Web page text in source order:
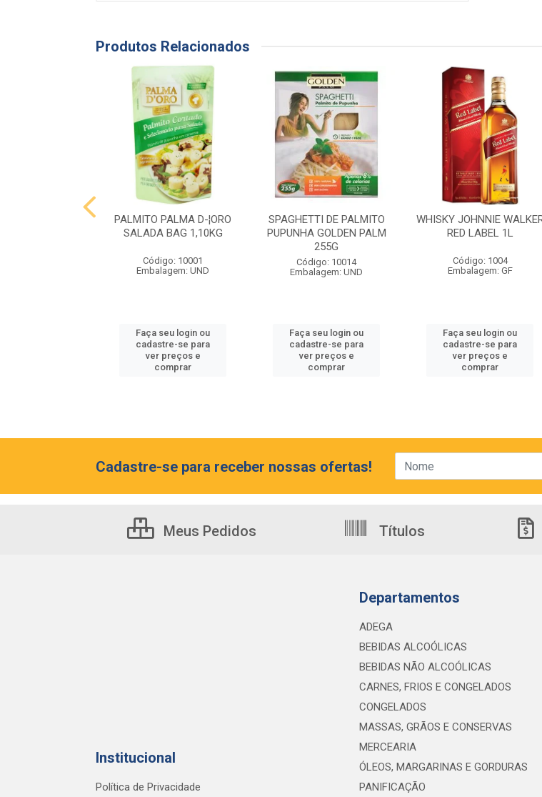
Produtos Relacionados
PALMITO PALMA D-¦ORO
SALADA BAG 1,10KG
Código: 10001
Embalagem: UND
Faça seu login ou
cadastre-se para
ver preços e
comprar
SPAGHETTI DE PALMITO
PUPUNHA GOLDEN PALM
255G
Código: 10014
Embalagem: UND
Faça seu login ou
cadastre-se para
ver preços e
comprar
WHISKY JOHNNIE
RED LABEL 1L
Código: 1004
Embalagem: GF
Faça seu login ou
cadastre-se para
ver preços e
comprar
Cadastre-se para receber nossas ofertas!
Meus Pedidos Títulos
Institucional
Política de Privacidade
Departamentos
ADEGA
BEBIDAS ALCOÓLICAS
BEBIDAS NÃO ALCOÓLICAS
CARNES, FRIOS E CONGELADOS
CONGELADOS
MASSAS, GRÃOS E CONSERVAS
MERCEARIA
ÓLEOS, MARGARINAS E GORDURAS
PANIFICAÇÃO